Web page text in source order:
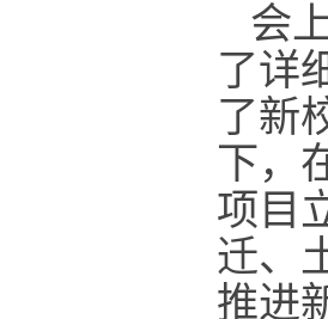
会
了详
了新
下，
项目
迁、
推进